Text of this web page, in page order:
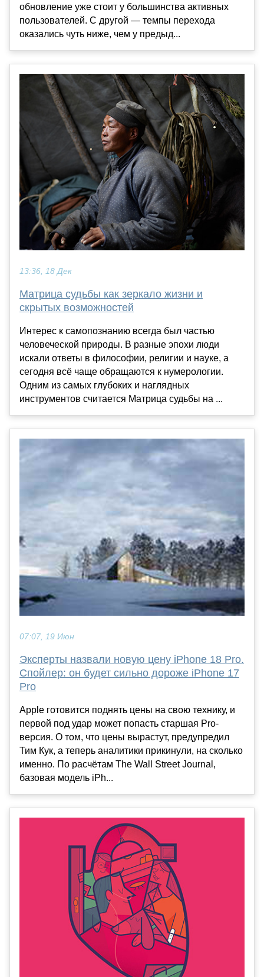
обновление уже стоит у большинства активных
пользователей. С другой — темпы перехода
оказались чуть ниже, чем у предыд...
13:36, 18 Дек
Матрица судьбы как зеркало жизни и
скрытых возможностей
Интерес к самопознанию всегда был частью
человеческой природы. В разные эпохи люди
искали ответы в философии, религии и науке, а
сегодня всё чаще обращаются к нумерологии.
Одним из самых глубоких и наглядных
инструментов считается Матрица судьбы на ...
07:07, 19 Июн
Эксперты назвали новую цену iPhone 18 Pro.
Спойлер: он будет сильно дороже iPhone 17
Pro
Apple готовится поднять цены на свою технику, и
первой под удар может попасть старшая Pro-
версия. О том, что цены вырастут, предупредил
Тим Кук, а теперь аналитики прикинули, на сколько
именно. По расчётам The Wall Street Journal,
базовая модель iPh...